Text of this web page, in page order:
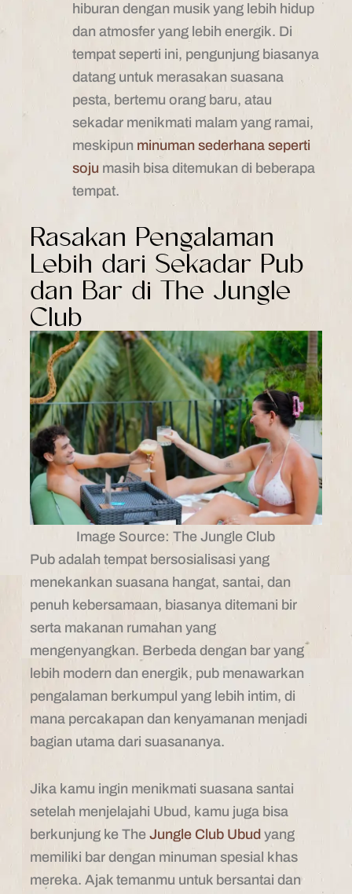
hiburan dengan musik yang lebih hidup
dan atmosfer yang lebih energik. Di
tempat seperti ini, pengunjung biasanya
datang untuk merasakan suasana
pesta, bertemu orang baru, atau
sekadar menikmati malam yang ramai,
meskipun minuman sederhana seperti
soju masih bisa ditemukan di beberapa
tempat.
Rasakan Pengalaman
Lebih dari Sekadar Pub
dan Bar di The Jungle
Club
Image Source: The Jungle Club
Pub adalah tempat bersosialisasi yang
menekankan suasana hangat, santai, dan
penuh kebersamaan, biasanya ditemani bir
serta makanan rumahan yang
mengenyangkan. Berbeda dengan bar yang
lebih modern dan energik, pub menawarkan
pengalaman berkumpul yang lebih intim, di
mana percakapan dan kenyamanan menjadi
bagian utama dari suasananya.
Jika kamu ingin menikmati suasana santai
setelah menjelajahi Ubud, kamu juga bisa
berkunjung ke The Jungle Club Ubud yang
memiliki bar dengan minuman spesial khas
mereka. Ajak temanmu untuk bersantai dan